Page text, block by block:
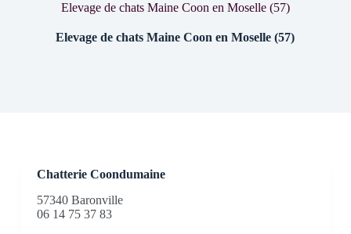
Elevage de chats Maine Coon en Moselle (57)
Elevage de chats Maine Coon en Moselle (57)
Chatterie Coondumaine
57340 Baronville
06 14 75 37 83